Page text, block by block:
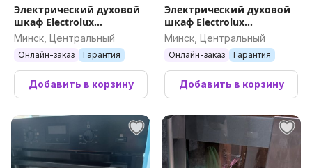
Электрический духовой
шкаф Electrolux
SteamBake 600
EOD6C77WZ
Минск, Центральный
Онлайн-заказ Гарантия
Добавить в корзину
Электрический духовой
шкаф Electrolux
SteamCrisp 700 KOCDH76Z
Минск, Центральный
Онлайн-заказ Гарантия
Добавить в корзину